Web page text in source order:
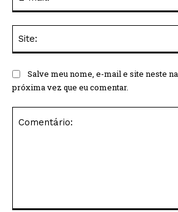
Salve meu nome, e-mail e site neste
próxima vez que eu comentar.